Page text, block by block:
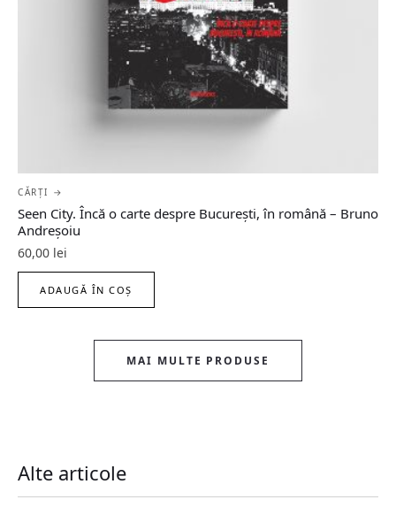
CĂRȚI →
Seen City. Încă o carte despre București, în română – Bruno
Andreșoiu
60,00 lei
ADAUGĂ ÎN COȘ
MAI MULTE PRODUSE
Alte articole